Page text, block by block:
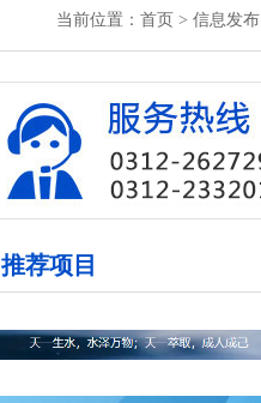
当前位置： 首页 > 信息发布
推荐项目